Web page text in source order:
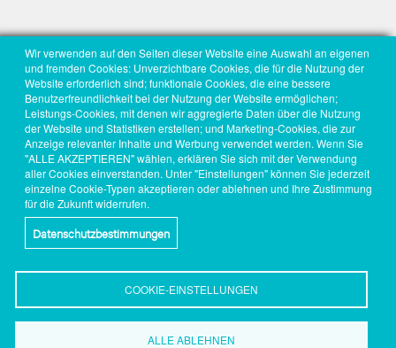
Wir verwenden auf den Seiten dieser Website eine Auswahl an eigenen
und fremden Cookies: Unverzichtbare Cookies, die für die Nutzung der
Website erforderlich sind; funktionale Cookies, die eine bessere
Benutzerfreundlichkeit bei der Nutzung der Website ermöglichen;
Leistungs-Cookies, mit denen wir aggregierte Daten über die Nutzung
der Website und Statistiken erstellen; und Marketing-Cookies, die zur
Anzeige relevanter Inhalte und Werbung verwendet werden. Wenn Sie
"ALLE AKZEPTIEREN" wählen, erklären Sie sich mit der Verwendung
aller Cookies einverstanden. Unter "Einstellungen" können Sie jederzeit
einzelne Cookie-Typen akzeptieren oder ablehnen und Ihre Zustimmung
für die Zukunft widerrufen.
Datenschutzbestimmungen
COOKIE-EINSTELLUNGEN
ALLE ABLEHNEN
Wirtschaftsförderung